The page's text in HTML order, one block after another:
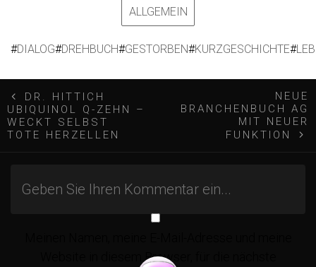
ALLGEMEIN
#DIALOG#DREHBUCH#GESTORBEN#KURZGESCHICHTE#
B
e
DR. HITTICH
UBIQUINOL Q-ZEHN –
WECKT SELBST
TOTE HERZELLEN
NEUE
BRANCHENBUCH AG
MIT NEUER
FUNKTION
Website in diesem Browser, für die nächste